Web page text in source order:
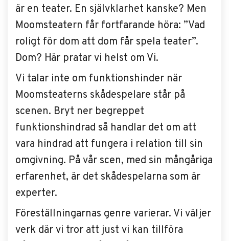
är en teater. En självklarhet kanske? Men
Moomsteatern får fortfarande höra: ”Vad
roligt för dom att dom får spela teater”.
Dom? Här pratar vi helst om Vi.
Vi talar inte om funktionshinder när
Moomsteaterns skådespelare står på
scenen. Bryt ner begreppet
funktionshindrad så handlar det om att
vara hindrad att fungera i relation till sin
omgivning. På vår scen, med sin mångåriga
erfarenhet, är det skådespelarna som är
experter.
Föreställningarnas genre varierar. Vi väljer
verk där vi tror att just vi kan tillföra